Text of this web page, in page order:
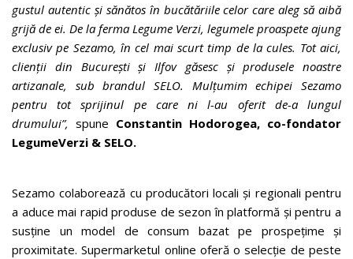
gustul autentic și sănătos în bucătăriile celor care aleg să aibă
grijă de ei. De la ferma Legume Verzi, legumele proaspete ajung
exclusiv pe Sezamo, în cel mai scurt timp de la cules. Tot aici,
clienții din București și Ilfov găsesc și produsele noastre
artizanale, sub brandul SELO. Mulțumim echipei Sezamo
pentru tot sprijinul pe care ni l-au oferit de-a lungul
drumului”, spune Constantin Hodorogea, co-fondator
LegumeVerzi & SELO.
Sezamo colaborează cu producători locali și regionali pentru
a aduce mai rapid produse de sezon în platformă și pentru a
susține un model de consum bazat pe prospețime și
proximitate. Supermarketul online oferă o selecție de peste